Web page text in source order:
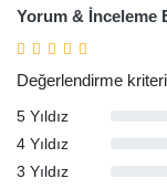
Yorum & İnceleme
Değerlendirme
5 Yıldız
4 Yıldız
3 Yıldız